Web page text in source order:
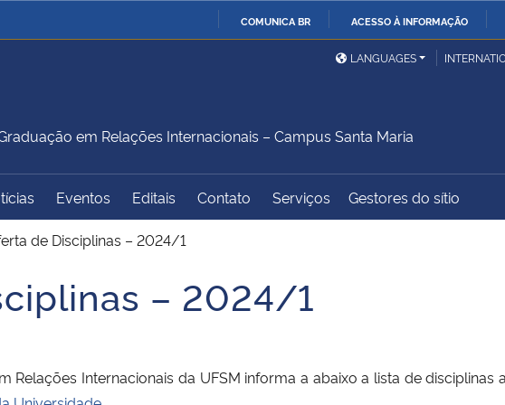
COMUNICA BR ACESSO À INFORMAÇÃO
da Justiça e
Ministério da Defesa
Ministério das Relações
Exteriores
da Educação
do Turismo
Ministério do
Desenvolvimento Regional
Controladoria-Geral da
de Segurança
Advocacia-Geral da União Banco Central do Brasil
LANGUAGES
em Relações Internacionais – Campus Santa Maria
Eventos Editais Contato Serviços Gestores do sítio
de Disciplinas – 2024/1
– 2024/1
Relações Internacionais da UFSM informa a abaixo a lista de